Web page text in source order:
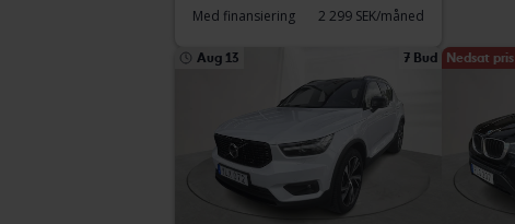
Med finansiering
2 299 SEK/måned
Aug 13 7 Bud Nedsat pris